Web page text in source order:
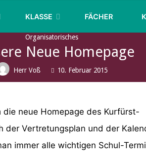
JOACHIM-
FRIEDRICH-
GYMNASIUM
WOLMIRSTEDT
KLASSE FÄCHER
Organisatorisches
Neue Homepage
Herr Voß 10. Februar 2015
neue Homepage des Kurfürst-
der Vertretungsplan und der
immer alle wichtigen Schul-